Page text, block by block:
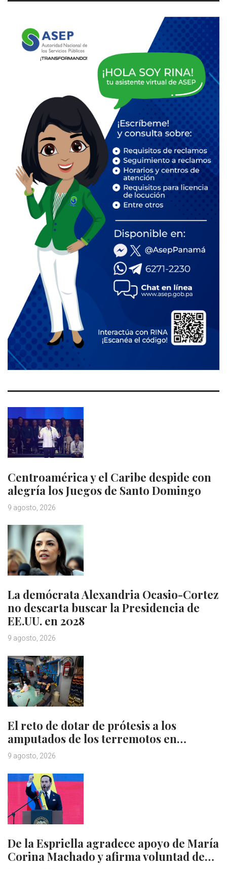
Centroamérica y el Caribe despide con
alegría los Juegos de Santo Domingo
9 agosto, 2026
La demócrata Alexandria Ocasio-Cortez
no descarta buscar la Presidencia de
EE.UU. en 2028
9 agosto, 2026
El reto de dotar de prótesis a los
amputados de los terremotos en…
9 agosto, 2026
De la Espriella agradece apoyo de María
Corina Machado y afirma voluntad de…